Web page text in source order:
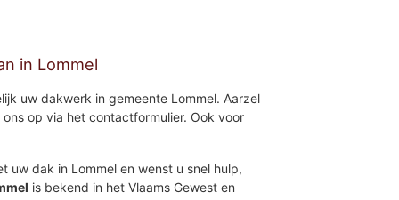
in Lommel
uw dakwerk in gemeente Lommel. Aarzel
op via het contactformulier. Ook voor
uw dak in Lommel en wenst u snel hulp,
is bekend in het Vlaams Gewest en